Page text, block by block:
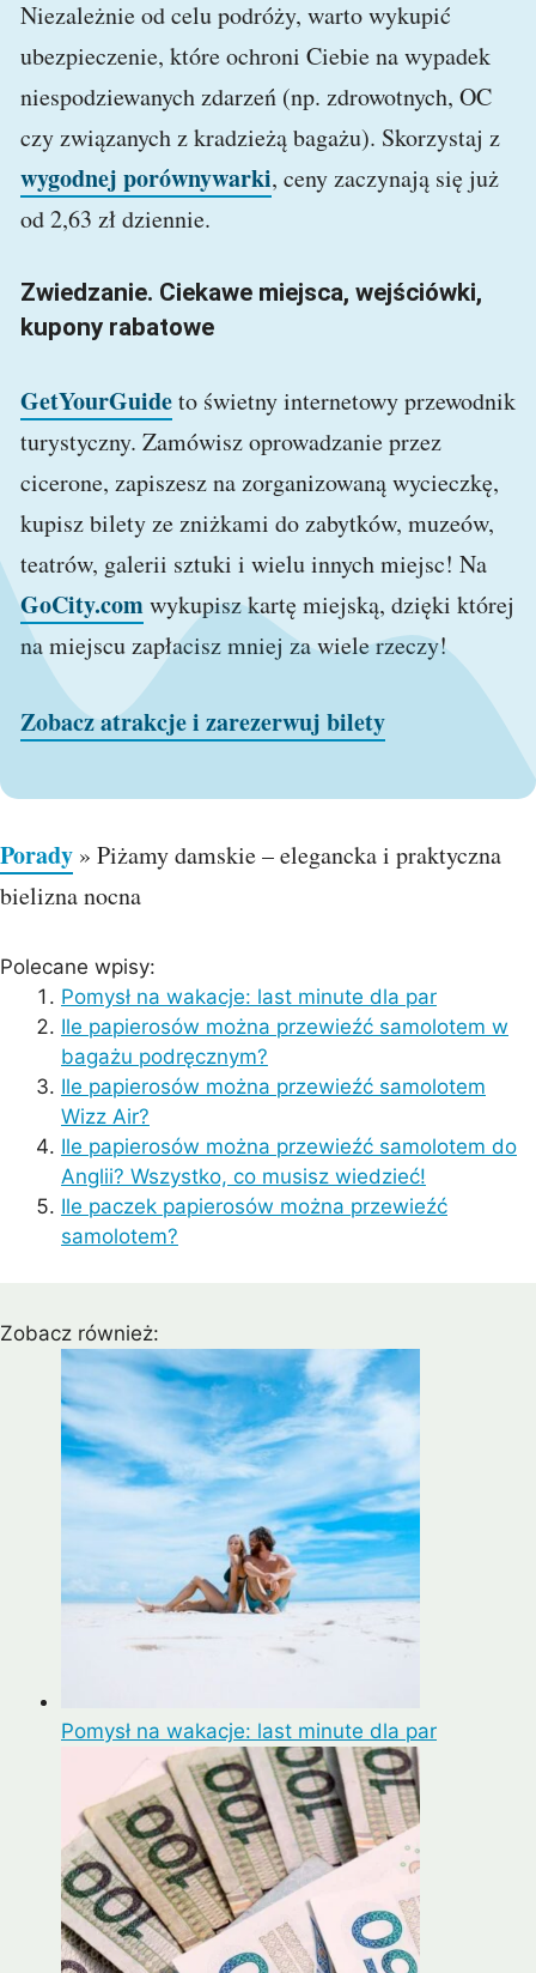
Niezależnie od celu podróży, warto wykupić
ubezpieczenie, które ochroni Ciebie na wypadek
niespodziewanych zdarzeń (np. zdrowotnych, OC
czy związanych z kradzieżą bagażu). Skorzystaj z
wygodnej porównywarki, ceny zaczynają się już
od 2,63 zł dziennie.
Zwiedzanie. Ciekawe miejsca, wejściówki,
kupony rabatowe
GetYourGuideto świetny internetowy przewodnik
turystyczny. Zamówisz oprowadzanie przez
cicerone, zapiszesz na zorganizowaną wycieczkę,
kupisz bilety ze zniżkami do zabytków, muzeów,
teatrów, galerii sztuki i wielu innych miejsc! Na
GoCity.comwykupisz kartę miejską, dzięki której
na miejscu zapłacisz mniej za wiele rzeczy!
Zobacz atrakcje i zarezerwuj bilety
Porady » Piżamy damskie – elegancka i praktyczna
bielizna nocna
Polecane wpisy:
Pomysł na wakacje: last minute dla par
Ile papierosów można przewieźć samolotem w
bagażu podręcznym?
Ile papierosów można przewieźć samolotem
Wizz Air?
Ile papierosów można przewieźć samolotem do
Anglii? Wszystko, co musisz wiedzieć!
Ile paczek papierosów można przewieźć
samolotem?
Zobacz również:
Pomysł na wakacje: last minute dla par